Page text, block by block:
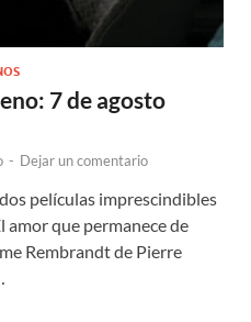
7 de agosto
- Dejar un comentario
películas imprescindibles
amor que permanece de
Rembrandt de Pierre